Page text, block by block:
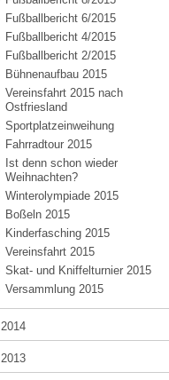
Fußballbericht 6/2015
Fußballbericht 4/2015
Fußballbericht 2/2015
Bühnenaufbau 2015
Vereinsfahrt 2015 nach
Ostfriesland
Sportplatzeinweihung
Fahrradtour 2015
Ist denn schon wieder
Weihnachten?
Winterolympiade 2015
Boßeln 2015
Kinderfasching 2015
Vereinsfahrt 2015
Skat- und Kniffelturnier 2015
Versammlung 2015
2014
2013